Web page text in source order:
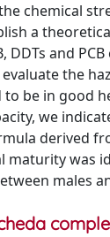
chemical
a
DDTs and
the
be in good
we
derived
maturity was
males